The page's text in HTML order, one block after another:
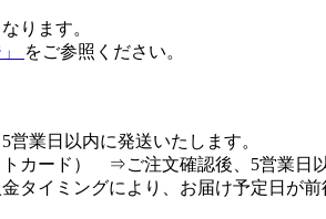
ります。
をご参照ください。
業日以内に発送いたします。
トカード） ⇒ご注文確認後、5営業日
タイミングにより、お届け予定日が前